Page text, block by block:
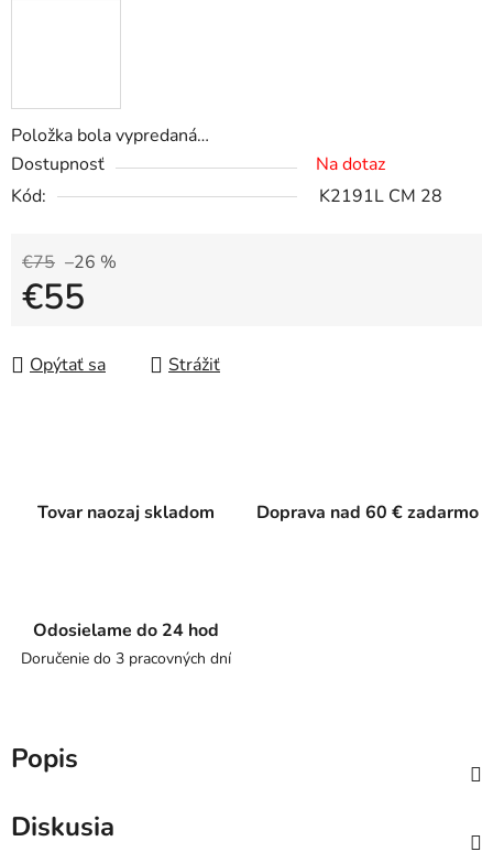
Položka bola vypredaná…
Dostupnosť
Na dotaz
Kód:
K2191L CM 28
€75 –26 %
€55
Opýtať sa
Strážiť
Tovar naozaj skladom Doprava nad 60 € zadarmo
Odosielame do 24 hod
Doručenie do 3 pracovných dní
Popis
Diskusia